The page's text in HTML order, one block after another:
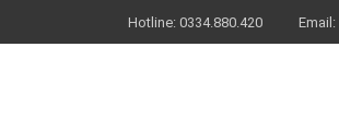
Hotline: 0334.880.420 Email: